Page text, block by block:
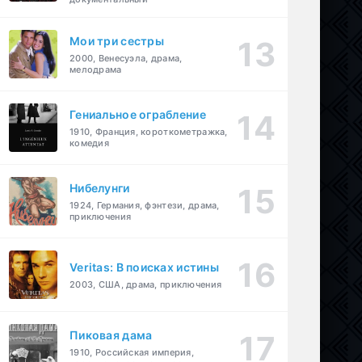
Мои три сестры
2000, Венесуэла, драма,
мелодрама
Гениальное ограбление
1910, Франция, короткометражка,
комедия
Нибелунги
1924, Германия, фэнтези, драма,
приключения
Veritas: В поисках истины
2003, США, драма, приключения
Пиковая дама
1910, Российская империя,